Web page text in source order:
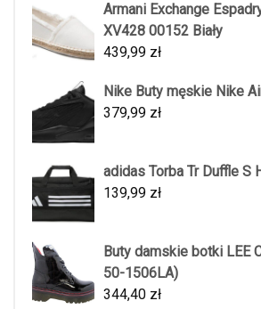
Armani Exchange
XV428 00152 Biały
439,99 zł
Nike Buty męskie Nike
379,99 zł
adidas Torba Tr Duffle S
139,99 zł
Buty damskie botki LEE
50-1506LA)
344,40 zł